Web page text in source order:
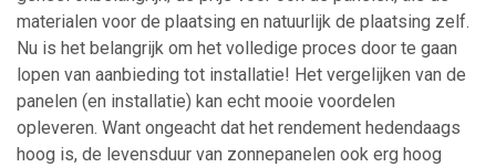
materialen voor de plaatsing en natuurlijk de plaatsing zelf.
Nu is het belangrijk om het volledige proces door te gaan
lopen van aanbieding tot installatie! Het vergelijken van de
panelen (en installatie) kan echt mooie voordelen
opleveren. Want ongeacht dat het rendement hedendaags
hoog is, de levensduur van zonnepanelen ook erg hoog